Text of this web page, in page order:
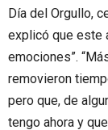
Día del Orgullo,
explicó que este
emociones”.
removieron
pero que, de
tengo ahora y